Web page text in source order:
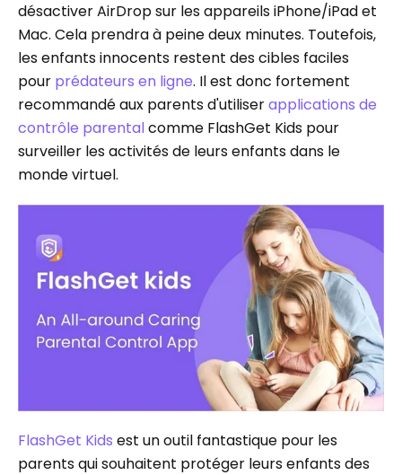
désactiver AirDrop sur les appareils iPhone/iPad et
Mac. Cela prendra à peine deux minutes. Toutefois,
les enfants innocents restent des cibles faciles
pour prédateurs en ligne. Il est donc fortement
recommandé aux parents d'utiliserapplications de
contrôle parentalcomme FlashGet Kids pour
surveiller les activités de leurs enfants dans le
monde virtuel.
FlashGet Kids est un outil fantastique pour les
parents qui souhaitent protéger leurs enfants des